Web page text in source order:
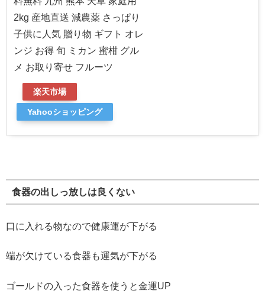
2kg 産地直送 減農薬 さっぱり
子供に人気 贈り物 ギフト オレ
ンジ お得 旬 ミカン 蜜柑 グル
メ お取り寄せ フルーツ
楽天市場
Yahooショッピング
食器の出しっ放しは良くない
口に入れる物なので健康運が下がる
端が欠けている食器も運気が下がる
ゴールドの入った食器を使うと金運UP